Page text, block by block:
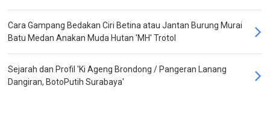
Cara Gampang Bedakan Ciri Betina atau Jantan Burung Murai
Batu Medan Anakan Muda Hutan 'MH' Trotol
Sejarah dan Profil 'Ki Ageng Brondong / Pangeran Lanang
Dangiran, BotoPutih Surabaya'